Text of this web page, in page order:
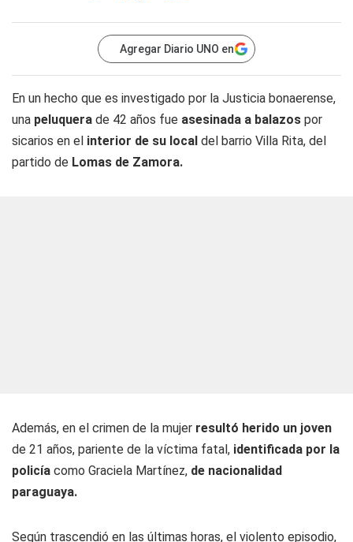
Agregar Diario UNO en
En un hecho que es investigado por la Justicia bonaerense,
una peluquera de 42 años fue asesinada a balazos por
sicarios en el interior de su local del barrio Villa Rita, del
partido de Lomas de Zamora.
Además, en el crimen de la mujer resultó herido un joven
de 21 años, pariente de la víctima fatal, identificada por la
policía como Graciela Martínez, de nacionalidad
paraguaya.
Según trascendió en las últimas horas, el violento episodio,